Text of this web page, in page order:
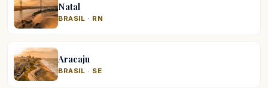
Natal
BRASIL · RN
Aracaju
BRASIL · SE